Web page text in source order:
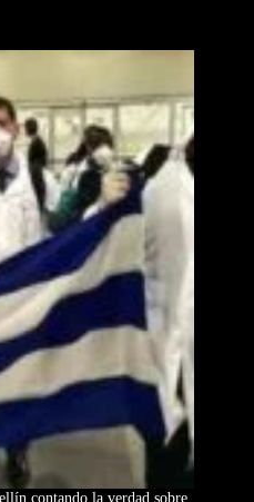
contando la verdad sobre